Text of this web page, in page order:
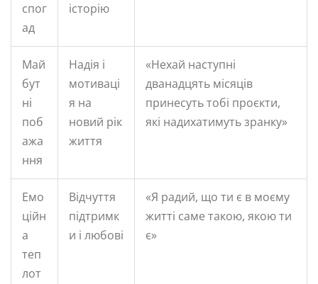
спог
ад
історію
Май
бут
ні
поб
ажа
ння
Надія і
мотиваці
я на
новий рік
життя
«Нехай наступні
дванадцять місяців
принесуть тобі проєкти,
які надихатимуть зранку»
Емо
ційн
а
теп
лот
Відчуття
підтримк
и і любові
«Я радий, що ти є в моєму
житті саме такою, якою ти
є»